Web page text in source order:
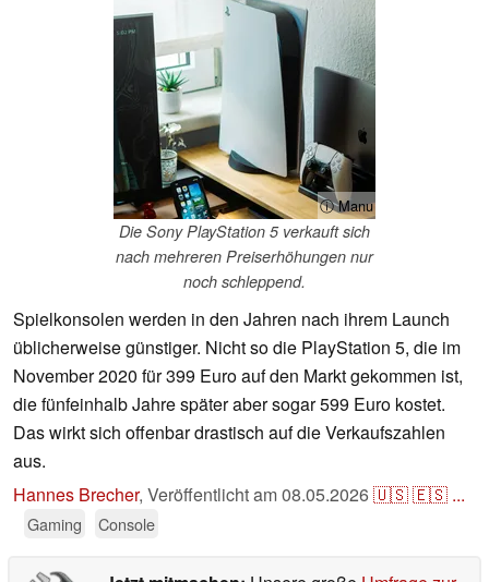
ⓘ Manu
Die Sony PlayStation 5 verkauft sich
nach mehreren Preiserhöhungen nur
noch schleppend.
Spielkonsolen werden in den Jahren nach ihrem Launch
üblicherweise günstiger. Nicht so die PlayStation 5, die im
November 2020 für 399 Euro auf den Markt gekommen ist,
die fünfeinhalb Jahre später aber sogar 599 Euro kostet.
Das wirkt sich offenbar drastisch auf die Verkaufszahlen
aus.
Hannes Brecher, Veröffentlicht am08.05.2026🇺🇸🇪🇸 ...
Gaming Console